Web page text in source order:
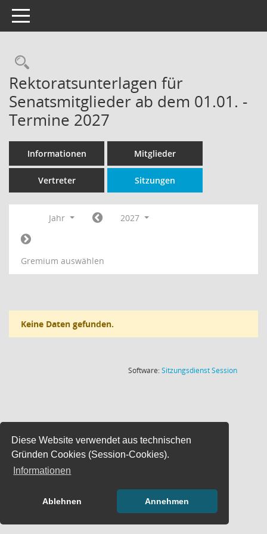
Diese Website verwendet aus technischen
Gründen Cookies (Session-Cookies).
Informationen
Ablehnen Annehmen
Toggle navigation
Rechercheauswahl
Rektoratsunterlagen für
Senatsmitglieder ab dem 01.01. -
Termine 2027
Informationen Mitglieder
Vertreter Sitzungen
Jahr 2027
Gremium auswählen
Keine Daten gefunden.
Software:SitzungsdienstSession(Wird in